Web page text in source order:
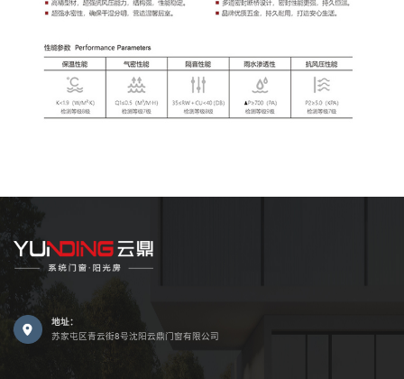
地址：
苏家屯区青云街8号沈阳云鼎门窗有限公司